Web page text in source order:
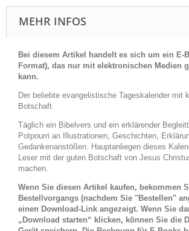
MEHR INFOS
Bei diesem Artikel handelt es sich um ein E-
Format), das nur mit elektronischen Medien
kann.
Der beliebte evangelistische Tageskalender mit
Botschaft.
Täglich ein Bibelvers und ein erklärender
Potpourri an Illustrationen, Geschichten,
Gedankenanstößen. Hauptanliegen dieses
Leser mit der guten Botschaft von Jesus
machen.
Wenn Sie diesen Artikel kaufen, bekommen
Bestellvorgangs (nachdem Sie "Bestellen"
einen Download-Link angezeigt. Wenn Sie
„Download starten“ klicken, können Sie die